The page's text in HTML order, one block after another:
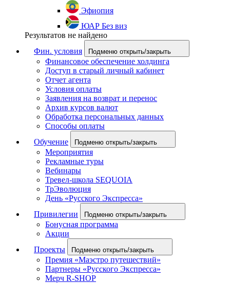
Эфиопия
ЮАР Без виз
Результатов не найдено
Фин. условия
Подменю открыть/закрыть
Финансовое обеспечение холдинга
Доступ в старый личный кабинет
Отчет агента
Условия оплаты
Заявления на возврат и перенос
Архив курсов валют
Обработка персональных данных
Способы оплаты
Обучение
Подменю открыть/закрыть
Мероприятия
Рекламные туры
Вебинары
Тревел-школа SEQUOIA
ТрЭволюция
День «Русского Экспресса»
Привилегии
Подменю открыть/закрыть
Бонусная программа
Акции
Проекты
Подменю открыть/закрыть
Премия «Маэстро путешествий»
Партнеры «Русского Экспресса»
Мерч R-SHOP